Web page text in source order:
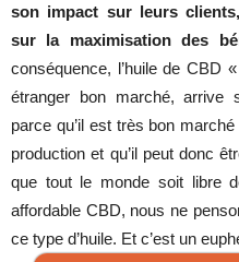
son impact sur leurs
sur la maximisation des
conséquence, l’huile de CBD
étranger bon marché, arrive
parce qu’il est très bon
production et qu’il peut donc
que tout le monde soit libre
affordable CBD, nous ne
ce type d’huile. Et c’est un